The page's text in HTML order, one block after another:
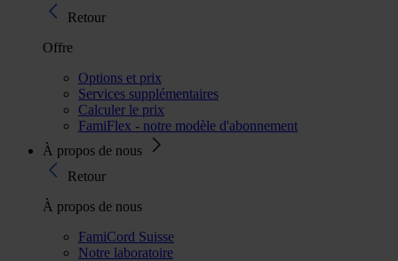
Retour
Offre
Options et prix
Services supplémentaires
Calculer le prix
FamiFlex - notre modèle d'abonnement
À propos de nous
Retour
À propos de nous
FamiCord Suisse
Notre laboratoire